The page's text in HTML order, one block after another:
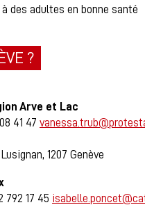
des adultes en bonne santé
?
Arve et Lac
41 47
1207 Genève
792 17 45